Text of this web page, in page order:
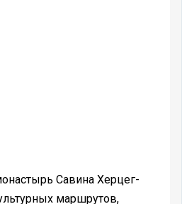
Савина Херцег-
маршрутов,